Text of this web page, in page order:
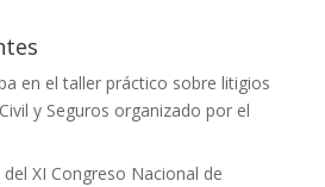
en el taller práctico sobre litigios
y Seguros organizado por el
XI Congreso Nacional de